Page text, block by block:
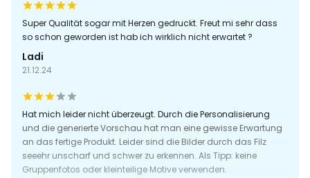
Super Qualität sogar mit Herzen gedruckt. Freut mi sehr dass
so schon geworden ist hab ich wirklich nicht erwartet ?
Ladi
21.12.24
Hat mich leider nicht überzeugt. Durch die Personalisierung
und die generierte Vorschau hat man eine gewisse Erwartung
an das fertige Produkt. Leider sind die Bilder durch das Filz
seeehr unscharf und schwer zu erkennen. Als Tipp: keine
Gruppenfotos oder kleinteilige Motive verwenden.